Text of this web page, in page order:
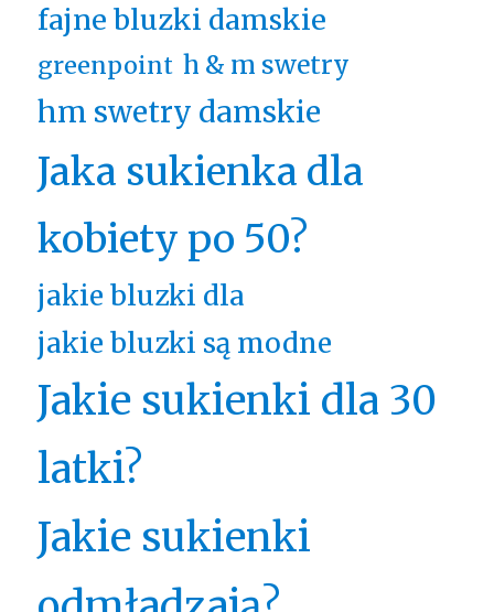
fajne bluzki damskie
greenpoint h & m swetry
hm swetry damskie
Jaka sukienka dla
kobiety po 50?
jakie bluzki dla
jakie bluzki są modne
Jakie sukienki dla 30
latki?
Jakie sukienki